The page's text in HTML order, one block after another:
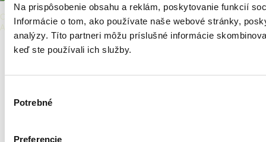
Na prispôsobenie obsahu a reklám, poskytovanie funkcií
Informácie o tom, ako používate naše webové stránky,
analýzy. Títo partneri môžu príslušné informácie
keď ste používali ich služby.
súhlasu
Potrebné
Preferencie
Copyright © 2026 Východoslovenská galéria.
All Rights Reserved.